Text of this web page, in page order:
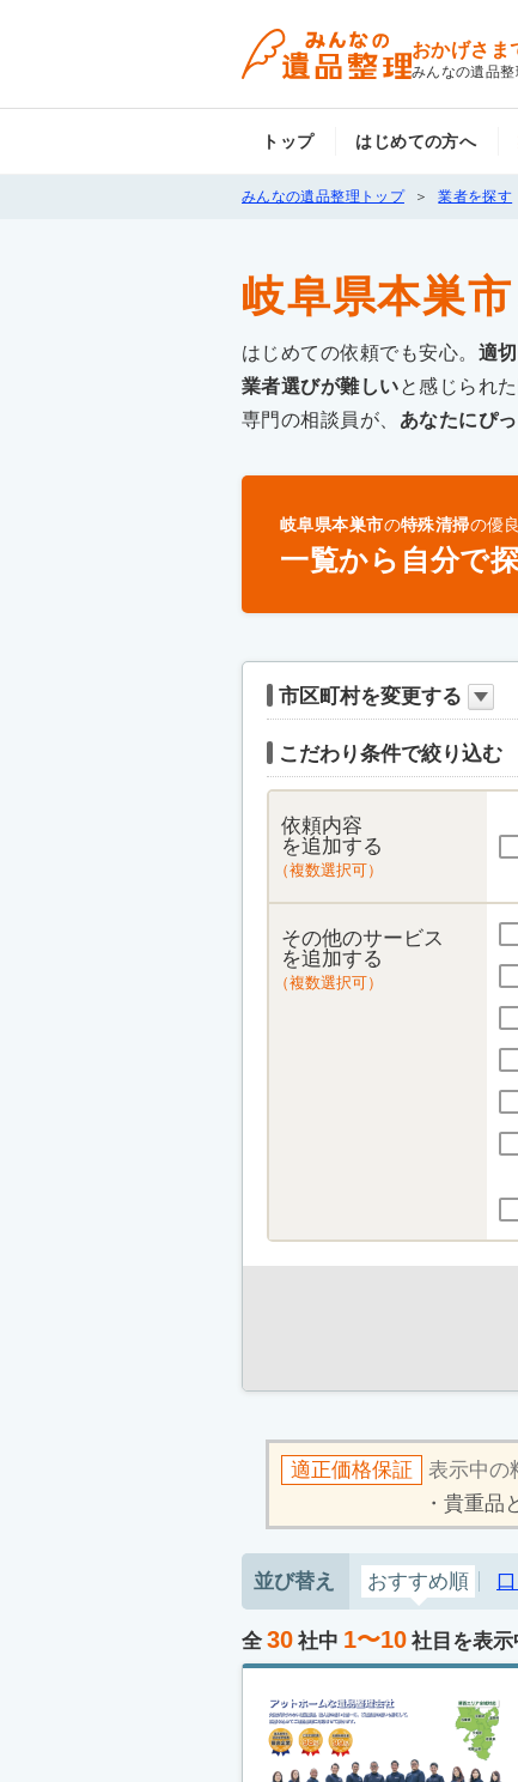
おかげさま
みんなの遺品
トップ はじめての方へ
みんなの遺品整理トップ 業者を探す
岐阜県本巣市
はじめての依頼でも安心。 適
業者選びが難しいと感じられ
専門の相談員が、 あなたにぴ
岐阜県本巣市の特殊清掃の優
一覧から自分で
市区町村を変更する
こだわり条件で絞り込む
依頼内容
を追加する
（複数選択可）
その他のサービス
を追加する
（複数選択可）
適正価格保証 表示中の
貴重品
並び替え おすすめ順
全 30 社中 1〜10 社目を表示